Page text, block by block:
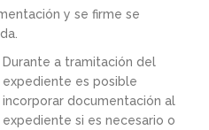
y se firme se
Durante a tramitación del
expediente es posible
incorporar documentación al
expediente si es necesario o